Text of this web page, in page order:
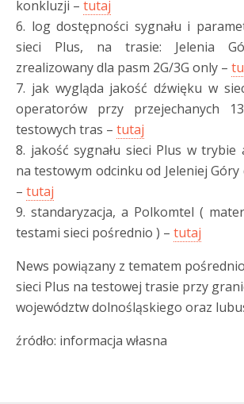
konkluzji – tutaj
6. log dostępności sygnału i
sieci Plus, na trasie: Jelenia
zrealizowany dla pasm 2G/3G only –
7. jak wygląda jakość dźwięku w
operatorów przy przejechanych
testowych tras – tutaj
8. jakość sygnału sieci Plus w trybie
na testowym odcinku od Jeleniej Góry
– tutaj
9. standaryzacja, a Polkomtel (
testami sieci pośrednio ) – tutaj
News powiązany z tematem
sieci Plus na testowej trasie przy
województw dolnośląskiego oraz
źródło: informacja własna